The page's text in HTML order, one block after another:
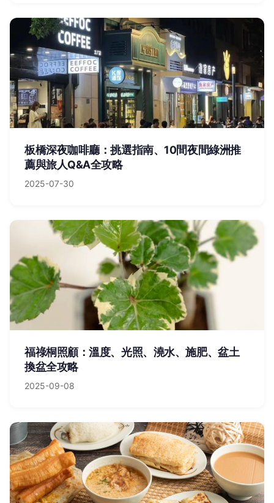
板橋深夜咖啡廳：挑選指南、10間夜間綠洲推
薦與旅人Q&A全攻略
2025-07-30
福祿桐照顧：溫度、光照、澆水、施肥、盆土
換盆全攻略
2025-09-08